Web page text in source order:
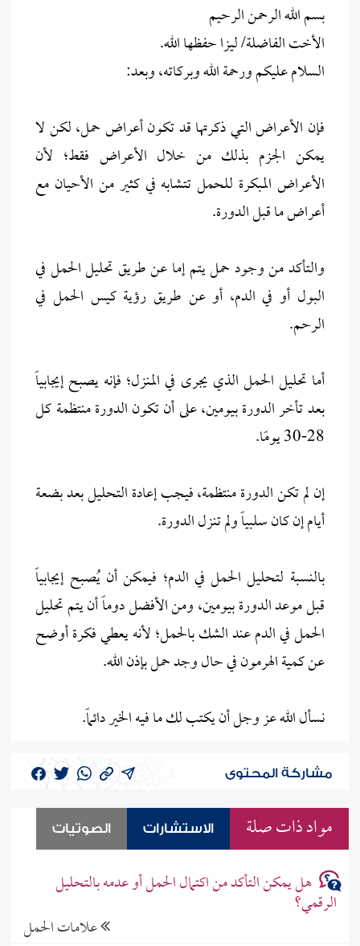
بسم الله الرحمن الرحيم
الأخت الفاضلة/ ليزا حفظها الله.
السلام عليكم ورحمة الله وبركاته، وبعد:
فإن الأعراض التي ذكرتها قد تكون أعراض حمل، لكن لا
يمكن الجزم بذلك من خلال الأعراض فقط؛ لأن
الأعراض المبكرة للحمل تتشابه في كثير من الأحيان مع
أعراض ما قبل الدورة.
والتأكد من وجود حمل يتم إما عن طريق تحليل الحمل في
البول أو في الدم، أو عن طريق رؤية كيس الحمل في
الرحم.
أما تحليل الحمل الذي يجرى في المنزل؛ فإنه يصبح إيجابياً
بعد تأخر الدورة بيومين، على أن تكون الدورة منتظمة كل
28-30 يومًا.
إن لم تكن الدورة منتظمة، فيجب إعادة التحليل بعد بضعة
أيام إن كان سلبياً ولم تنزل الدورة.
بالنسبة لتحليل الحمل في الدم؛ فيمكن أن يُصبح إيجابياً
قبل موعد الدورة بيومين، ومن الأفضل دوماً أن يتم تحليل
الحمل في الدم عند الشك بالحمل؛ لأنه يعطي فكرة أوضح
عن كمية الهرمون في حال وجد حمل بإذن الله.
نسأل الله عز وجل أن يكتب لك ما فيه الخير دائماً.
مشاركة المحتوى
مواد ذات صلة الاستشارات الصوتيات
هل يمكن التأكد من اكتمال الحمل أو عدمه بالتحليل
الرقمي؟
علامات الحمل